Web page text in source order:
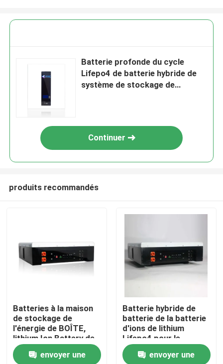
Batterie profonde du cycle
Lifepo4 de batterie hybride de
système de stockage de
Continuer
produits recommandés
Batteries à la maison
de stockage de
l'énergie de BOÎTE,
lithium Ion Battery de
48v 100ah
envoyer une
Batterie hybride de
batterie de la batterie
d'ions de lithium
Lifepo4 pour le
système de stockage
de l'énergieenvoyer une